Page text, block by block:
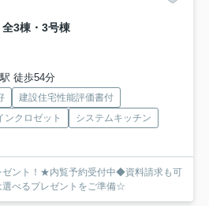
3棟・3号棟
徒歩54分
建設住宅性能評価書付
ンクロゼット
システムキッチン
ント！★内覧予約受付中◆資料請求も可
べるプレゼントをご準備☆